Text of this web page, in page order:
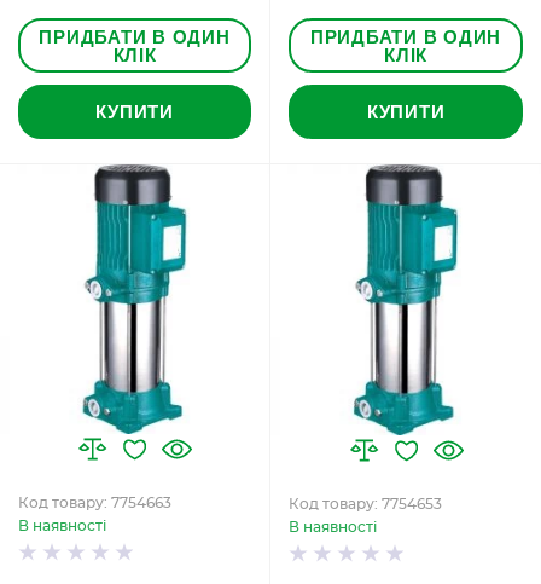
ПРИДБАТИ В ОДИН
КЛІК
КУПИТИ
ПРИДБАТИ В ОДИН
КЛІК
КУПИТИ
Код товару: 7754663
В наявності
Код товару: 7754653
В наявності